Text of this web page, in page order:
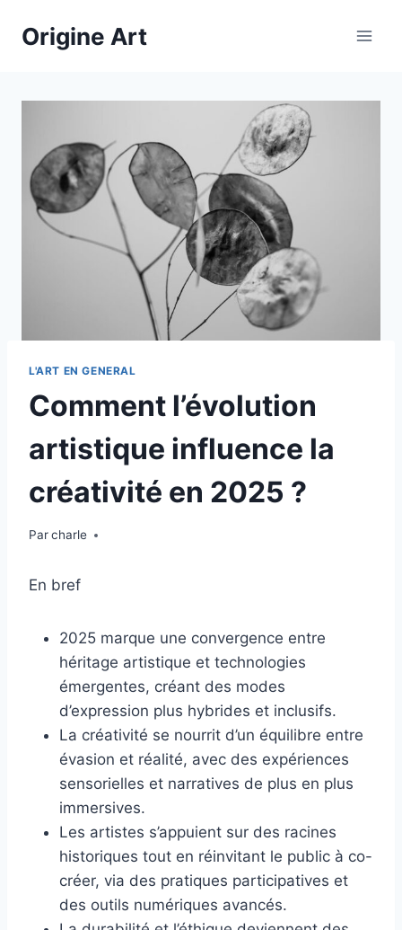
Origine Art
L'ART EN GENERAL
Comment l’évolution
artistique influence la
créativité en 2025 ?
Parcharle
En bref
2025 marque une convergence entre
héritage artistique et technologies
émergentes, créant des modes
d’expression plus hybrides et inclusifs.
La créativité se nourrit d’un équilibre entre
évasion et réalité, avec des expériences
sensorielles et narratives de plus en plus
immersives.
Les artistes s’appuient sur des racines
historiques tout en réinvitant le public à co-
créer, via des pratiques participatives et
des outils numériques avancés.